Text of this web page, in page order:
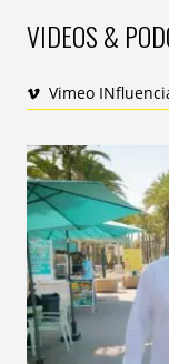
VIDEOS &
Vimeo